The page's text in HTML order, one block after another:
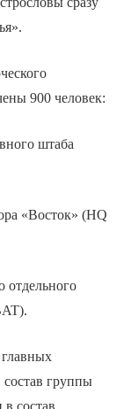
900 человек:
штаба
«Восток» (HQ
отдельного
группы